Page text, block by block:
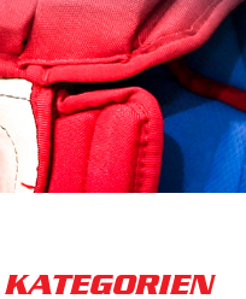
KATEGORIEN